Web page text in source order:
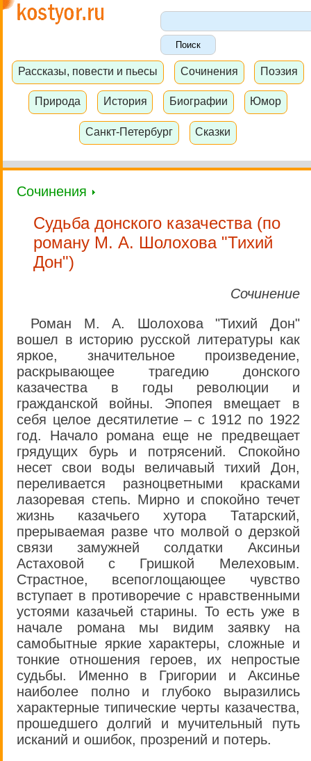
Рассказы, повести и пьесы Сочинения Поэзия
Природа История Биографии Юмор
Санкт-Петербург Сказки
Сочинения
Судьба донского казачества (по
роману М. А. Шолохова "Тихий
Дон")
Сочинение
Роман М. А. Шолохова "Тихий Дон"
вошел в историю русской литературы как
яркое, значительное произведение,
раскрывающее трагедию донского
казачества в годы революции и
гражданской войны. Эпопея вмещает в
себя целое десятилетие – с 1912 по 1922
год. Начало романа еще не предвещает
грядущих бурь и потрясений. Спокойно
несет свои воды величавый тихий Дон,
переливается разноцветными красками
лазоревая степь. Мирно и спокойно течет
жизнь казачьего хутора Татарский,
прерываемая разве что молвой о дерзкой
связи замужней солдатки Аксиньи
Астаховой с Гришкой Мелеховым.
Страстное, всепоглощающее чувство
вступает в противоречие с нравственными
устоями казачьей старины. То есть уже в
начале романа мы видим заявку на
самобытные яркие характеры, сложные и
тонкие отношения героев, их непростые
судьбы. Именно в Григории и Аксинье
наиболее полно и глубоко выразились
характерные типические черты казачества,
прошедшего долгий и мучительный путь
исканий и ошибок, прозрений и потерь.